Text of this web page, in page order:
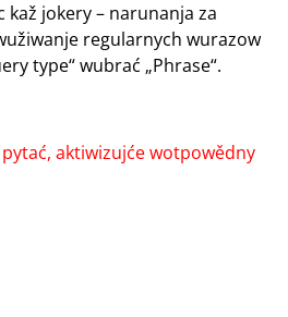
jokery – narunanja za
regularnych wurazow
type“ wubrać „Phrase“.
aktiwizujće wotpowědny